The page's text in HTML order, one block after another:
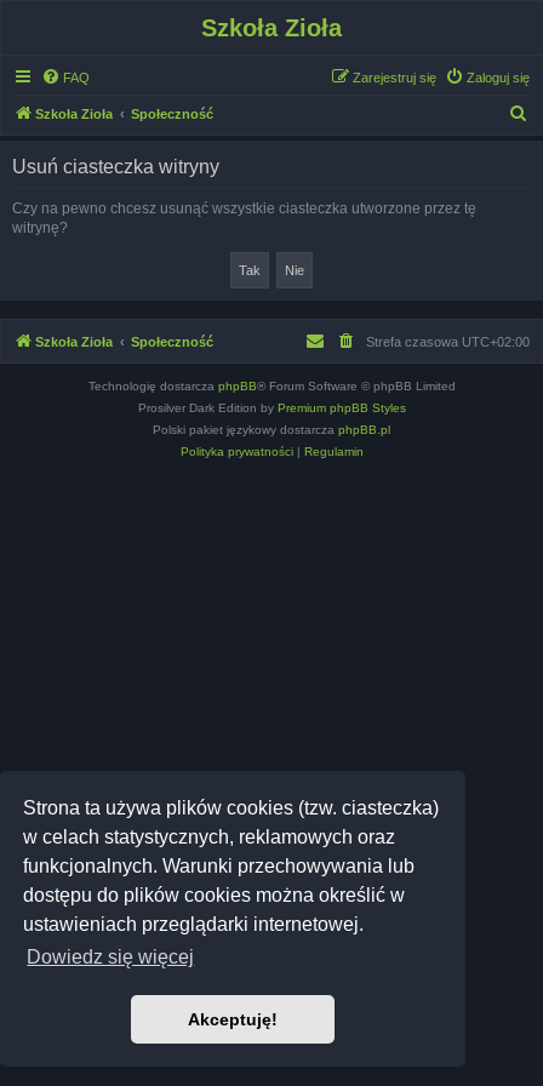
Strona ta używa plików cookies (tzw. ciasteczka)
w celach statystycznych, reklamowych oraz
funkcjonalnych. Warunki przechowywania lub
dostępu do plików cookies można określić w
ustawieniach przeglądarki internetowej.
Dowiedz się więcej
Akceptuję!
Szkoła Zioła
FAQ Zaloguj się
Zarejestruj się
Szkoła Zioła Społeczność
Usuń ciasteczka witryny
Czy na pewno chcesz usunąć wszystkie ciasteczka utworzone przez tę
witrynę?
Szkoła Zioła Społeczność Strefa czasowa UTC+02:00
Technologię dostarcza phpBB® Forum Software © phpBB Limited
Prosilver Dark Edition by Premium phpBB Styles
Polski pakiet językowy dostarcza phpBB.pl
Polityka prywatności| Regulamin